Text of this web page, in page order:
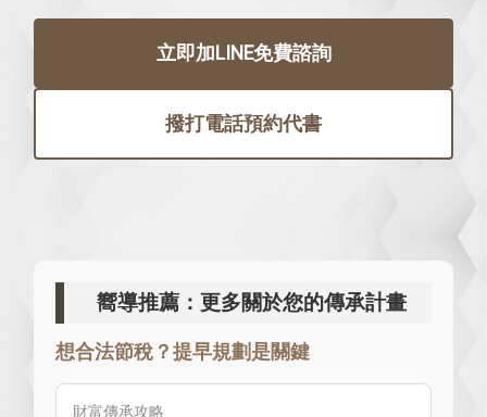
立即加LINE免費諮詢
撥打電話預約代書
嚮導推薦：更多關於您的傳承計畫
想合法節稅？提早規劃是關鍵
財富傳承攻略